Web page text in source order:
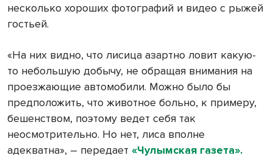
несколько хороших фотографий и видео с рыжей
гостьей.
«На них видно, что лисица азартно ловит какую-
то небольшую добычу, не обращая внимания на
проезжающие автомобили. Можно было бы
предположить, что животное больно, к примеру,
бешенством, поэтому ведет себя так
неосмотрительно. Но нет, лиса вполне
адекватна», – передает «Чулымская газета».